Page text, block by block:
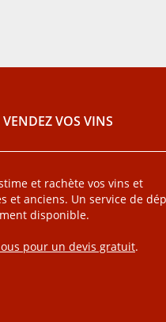
VENDEZ VOS VINS
et rachète vos vins et
et anciens. Un service de
disponible.
pour un devis gratuit.